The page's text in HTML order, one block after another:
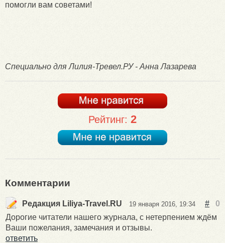
помогли вам советами!
Специально для Лилия-Тревел.РУ - Анна Лазарева
Рейтинг: 2
Комментарии
Редакция Liliya-Travel.RU 19 января 2016, 19:34 #
0
Дорогие читатели нашего журнала, с нетерпением ждём
Ваши пожелания, замечания и отзывы.
ответить